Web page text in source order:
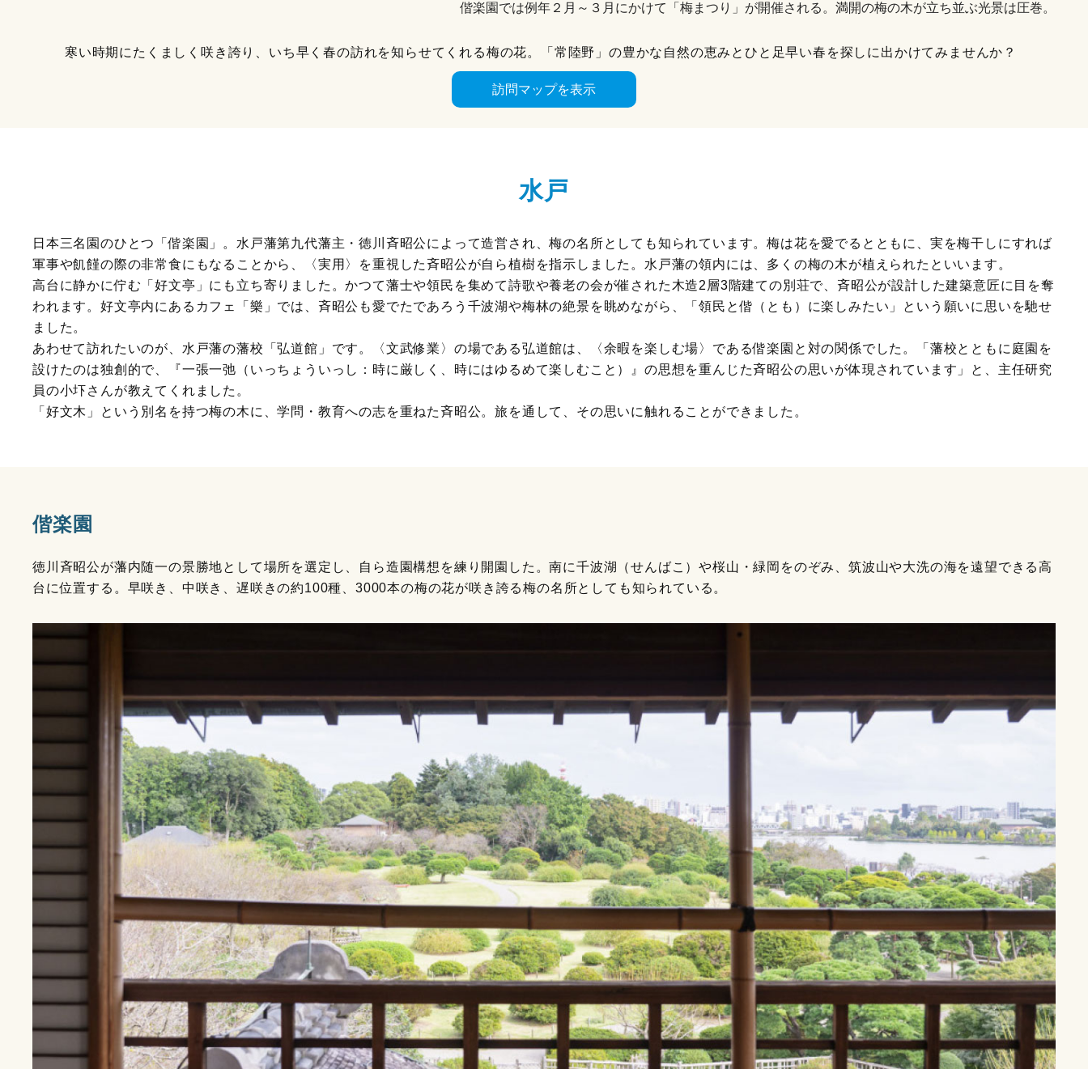
偕楽園では例年２月～３月にかけて「梅まつり」が開催される。満開の梅の木が立ち並ぶ光景は圧巻。
寒い時期にたくましく咲き誇り、いち早く春の訪れを知らせてくれる梅の花。「常陸野」の豊かな自然の恵みとひと足早い春を探しに出かけてみませんか？
水戸
日本三名園のひとつ「偕楽園」。水戸藩第九代藩主・徳川斉昭公によって造営され、梅の名所としても知られています。梅は花を愛でるとともに、実を梅干しにすれば
軍事や飢饉の際の非常食にもなることから、〈実用〉を重視した斉昭公が自ら植樹を指示しました。水戸藩の領内には、多くの梅の木が植えられたといいます。
高台に静かに佇む「好文亭」にも立ち寄りました。かつて藩士や領民を集めて詩歌や養老の会が催された木造2層3階建ての別荘で、斉昭公が設計した建築意匠に目を奪
われます。好文亭内にあるカフェ「樂」では、斉昭公も愛でたであろう千波湖や梅林の絶景を眺めながら、「領民と偕（とも）に楽しみたい」という願いに思いを馳せ
ました。
あわせて訪れたいのが、水戸藩の藩校「弘道館」です。〈文武修業〉の場である弘道館は、〈余暇を楽しむ場〉である偕楽園と対の関係でした。「藩校とともに庭園を
設けたのは独創的で、『一張一弛（いっちょういっし：時に厳しく、時にはゆるめて楽しむこと）』の思想を重んじた斉昭公の思いが体現されています」と、主任研究
員の小圷さんが教えてくれました。
「好文木」という別名を持つ梅の木に、学問・教育への志を重ねた斉昭公。旅を通して、その思いに触れることができました。
偕楽園
徳川斉昭公が藩内随一の景勝地として場所を選定し、自ら造園構想を練り開園した。南に千波湖（せんばこ）や桜山・緑岡をのぞみ、筑波山や大洗の海を遠望できる高
台に位置する。早咲き、中咲き、遅咲きの約100種、3000本の梅の花が咲き誇る梅の名所としても知られている。